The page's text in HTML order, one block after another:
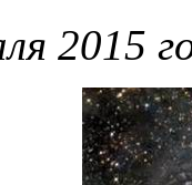
2015